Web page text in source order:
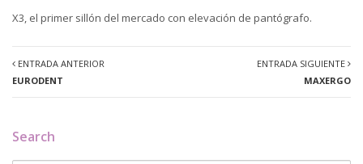
X3, el primer sillón del mercado con elevación de pantógrafo.
ENTRADA ANTERIOR
EURODENT
ENTRADA SIGUIENTE
MAXERGO
Search